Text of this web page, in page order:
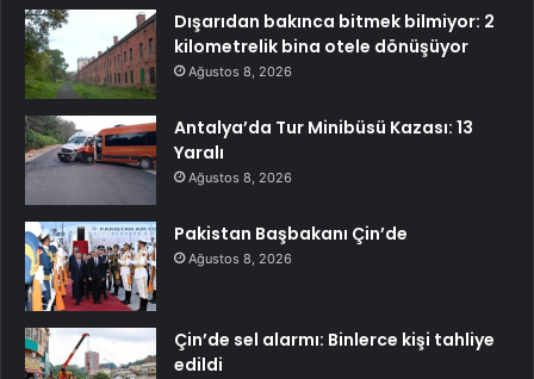
Dışarıdan bakınca bitmek bilmiyor: 2
kilometrelik bina otele dönüşüyor
Ağustos 8, 2026
Antalya’da Tur Minibüsü Kazası: 13
Yaralı
Ağustos 8, 2026
Pakistan Başbakanı Çin’de
Ağustos 8, 2026
Çin’de sel alarmı: Binlerce kişi tahliye
edildi